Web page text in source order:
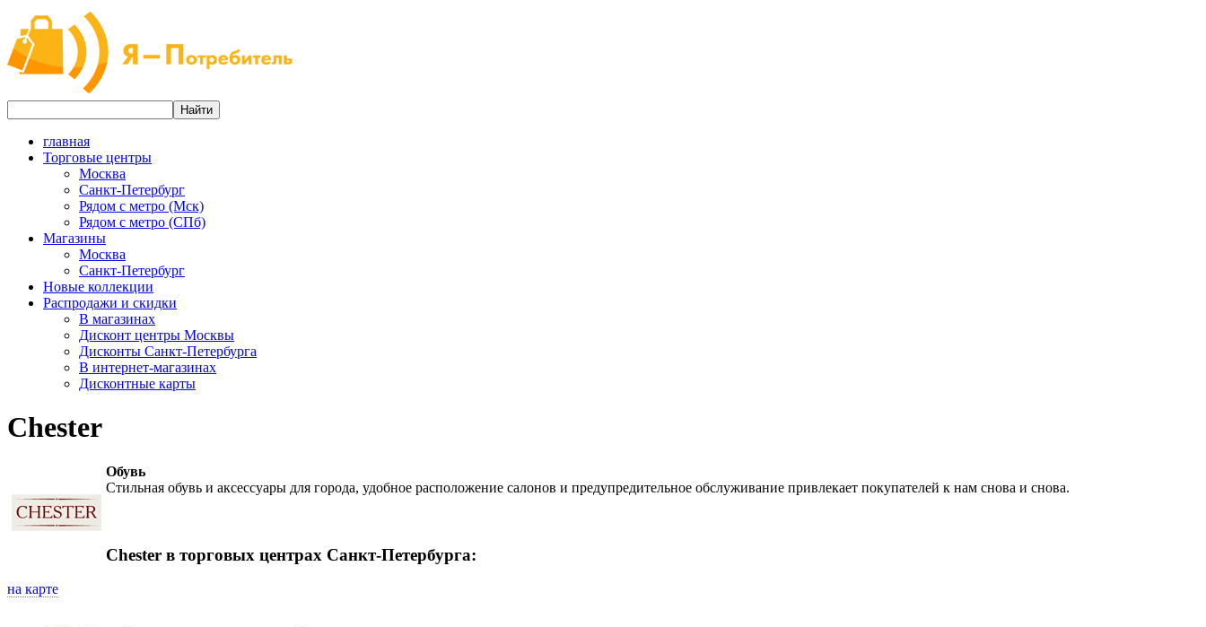
главная
Торговые центры
Москва
Санкт-Петербург
Рядом с метро (Мск)
Рядом с метро (СПб)
Магазины
Москва
Санкт-Петербург
Новые коллекции
Распродажи и скидки
В магазинах
Дисконт центры Москвы
Дисконты Санкт-Петербурга
В интернет-магазинах
Дисконтные карты
Chester
Обувь
Стильная обувь и аксессуары для города, удобное расположение салонов и предупредительное обслуживание привлекает покупателей к нам снова и снова.
Chester в торговых центрах Санкт-Петербурга:
на карте